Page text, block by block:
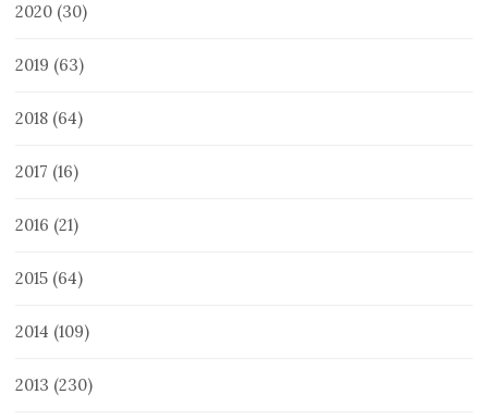
2020 (30)
2019 (63)
2018 (64)
2017 (16)
2016 (21)
2015 (64)
2014 (109)
2013 (230)